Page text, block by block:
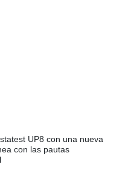
UP8 con una nueva
con las pautas